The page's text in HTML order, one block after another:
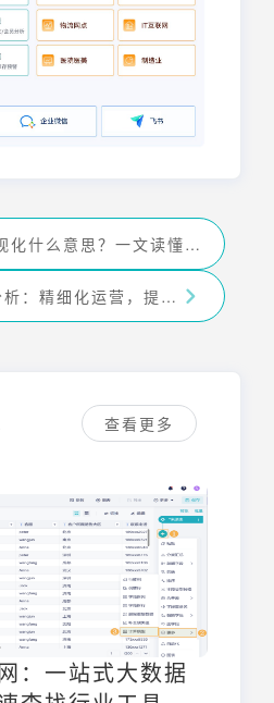
数据可视化什么意思？一文读懂原理、应用与价值
用户路径分析：精细化运营，提升转化，优化用户体验
查看更多
：一站式大数据